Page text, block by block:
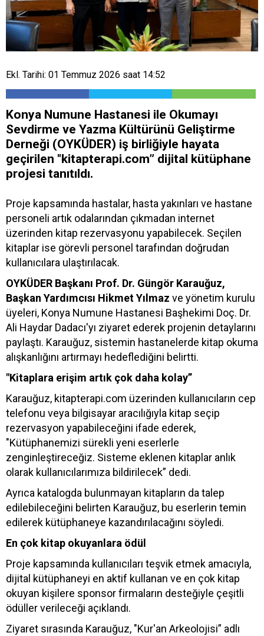
Ekl. Tarihi: 01 Temmuz 2026 saat 14:52
Konya Numune Hastanesi ile Okumayı
Sevdirme ve Yazma Kültürünü Geliştirme
Derneği (OYKÜDER) iş birliğiyle hayata
geçirilen "kitapterapi.com” dijital kütüphane
projesi tanıtıldı.
Proje kapsamında hastalar, hasta yakınları ve hastane
personeli artık odalarından çıkmadan internet
üzerinden kitap rezervasyonu yapabilecek. Seçilen
kitaplar ise görevli personel tarafından doğrudan
kullanıcılara ulaştırılacak.
OYKÜDER Başkanı Prof. Dr. Güngör Karauğuz,
Başkan Yardımcısı Hikmet Yılmaz ve yönetim kurulu
üyeleri, Konya Numune Hastanesi Başhekimi Doç. Dr.
Ali Haydar Dadacı'yı ziyaret ederek projenin detaylarını
paylaştı. Karauğuz, sistemin hastanelerde kitap okuma
alışkanlığını artırmayı hedeflediğini belirtti.
"Kitaplara erişim artık çok daha kolay”
Karauğuz, kitapterapi.com üzerinden kullanıcıların cep
telefonu veya bilgisayar aracılığıyla kitap seçip
rezervasyon yapabileceğini ifade ederek,
"Kütüphanemizi sürekli yeni eserlerle
zenginleştireceğiz. Sisteme eklenen kitaplar anlık
olarak kullanıcılarımıza bildirilecek” dedi.
Ayrıca katalogda bulunmayan kitapların da talep
edilebileceğini belirten Karauğuz, bu eserlerin temin
edilerek kütüphaneye kazandırılacağını söyledi.
En çok kitap okuyanlara ödül
Proje kapsamında kullanıcıları teşvik etmek amacıyla,
dijital kütüphaneyi en aktif kullanan ve en çok kitap
okuyan kişilere sponsor firmaların desteğiyle çeşitli
ödüller verileceği açıklandı.
Ziyaret sırasında Karauğuz, "Kur'an Arkeolojisi” adlı